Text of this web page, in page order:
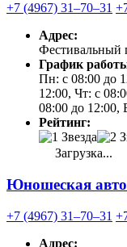
+7 (4967) 31‒70‒31
Адрес:
Фестивальный
График
Пн: с 08:00 до
12:00, Чт: с
08:00 до 12:00,
Рейтинг:
Загрузка...
Юношеская
+7 (4967) 31‒70‒31
Адрес: